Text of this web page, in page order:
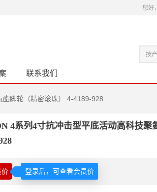
您好
联系我们
脚轮（精密滚珠） 4-4189-928
4系列4寸抗冲击型平底活动高科技聚
价 登录后，可查看会员价